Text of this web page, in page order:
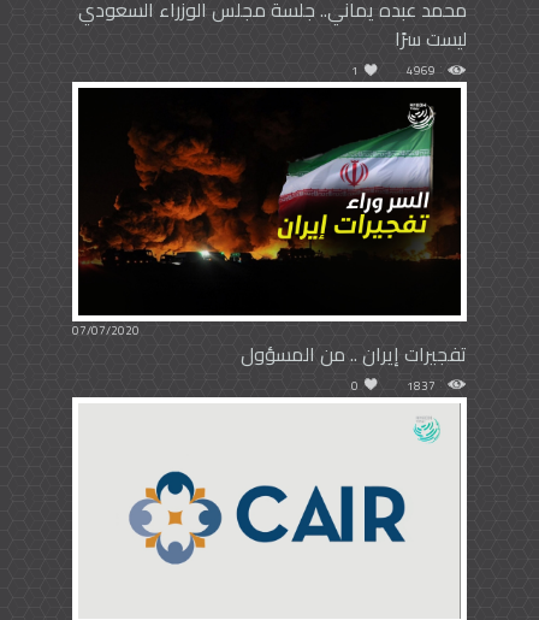
محمد عبده يماني..‏ جلسة مجلس الوزراء السعودي
ليست سرًا
4969
1
07/07/2020
تفجيرات إيران .. من المسؤول
1837
0